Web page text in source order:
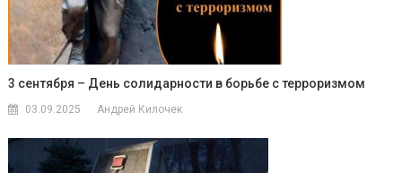
3 сентября – День солидарности в борьбе с терроризмом
03.09.2025 Андрей Килочек